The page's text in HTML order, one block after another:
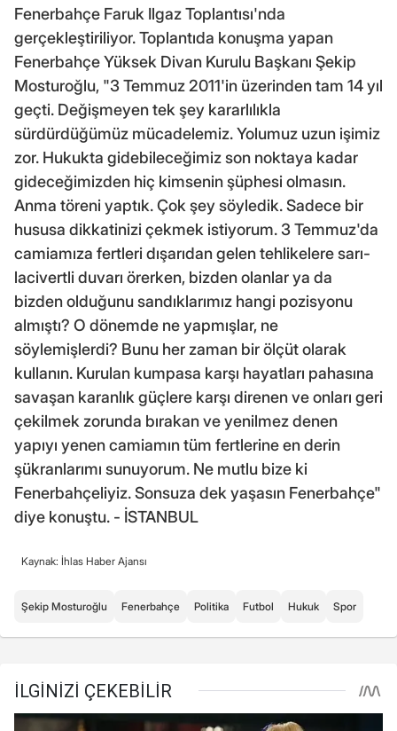
Fenerbahçe Faruk Ilgaz Toplantısı'nda
gerçekleştiriliyor. Toplantıda konuşma yapan
Fenerbahçe Yüksek Divan Kurulu Başkanı Şekip
Mosturoğlu, "3 Temmuz 2011'in üzerinden tam 14 yıl
geçti. Değişmeyen tek şey kararlılıkla
sürdürdüğümüz mücadelemiz. Yolumuz uzun işimiz
zor. Hukukta gidebileceğimiz son noktaya kadar
gideceğimizden hiç kimsenin şüphesi olmasın.
Anma töreni yaptık. Çok şey söyledik. Sadece bir
hususa dikkatinizi çekmek istiyorum. 3 Temmuz'da
camiamıza fertleri dışarıdan gelen tehlikelere sarı-
lacivertli duvarı örerken, bizden olanlar ya da
bizden olduğunu sandıklarımız hangi pozisyonu
almıştı? O dönemde ne yapmışlar, ne
söylemişlerdi? Bunu her zaman bir ölçüt olarak
kullanın. Kurulan kumpasa karşı hayatları pahasına
savaşan karanlık güçlere karşı direnen ve onları geri
çekilmek zorunda bırakan ve yenilmez denen
yapıyı yenen camiamın tüm fertlerine en derin
şükranlarımı sunuyorum. Ne mutlu bize ki
Fenerbahçeliyiz. Sonsuza dek yaşasın Fenerbahçe"
diye konuştu. - İSTANBUL
Kaynak: İhlas Haber Ajansı
Şekip Mosturoğlu Fenerbahçe Politika Futbol Hukuk Spor